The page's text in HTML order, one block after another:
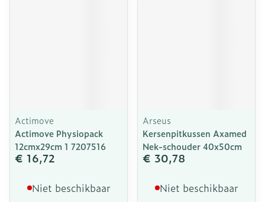
Actimove
Actimove Physiopack
12cmx29cm 1 7207516
€ 16,72
Niet beschikbaar
Arseus
Kersenpitkussen Axamed
Nek-schouder 40x50cm
€ 30,78
Niet beschikbaar